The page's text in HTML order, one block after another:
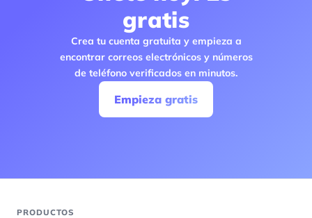
gratis
Crea tu cuenta gratuita y empieza a
encontrar correos electrónicos y números
de teléfono verificados en minutos.
Empieza gratis
PRODUCTOS